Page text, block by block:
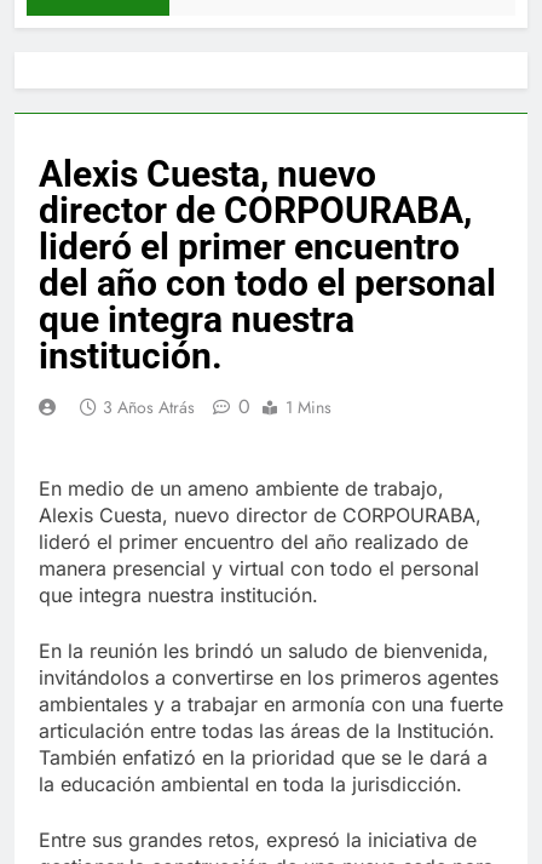
Alexis Cuesta, nuevo
director de CORPOURABA,
lideró el primer encuentro
del año con todo el personal
que integra nuestra
institución.
3 Años Atrás 0 1 Mins
En medio de un ameno ambiente de trabajo,
Alexis Cuesta, nuevo director de CORPOURABA,
lideró el primer encuentro del año realizado de
manera presencial y virtual con todo el personal
que integra nuestra institución.
En la reunión les brindó un saludo de bienvenida,
invitándolos a convertirse en los primeros agentes
ambientales y a trabajar en armonía con una fuerte
articulación entre todas las áreas de la Institución.
También enfatizó en la prioridad que se le dará a
la educación ambiental en toda la jurisdicción.
Entre sus grandes retos, expresó la iniciativa de